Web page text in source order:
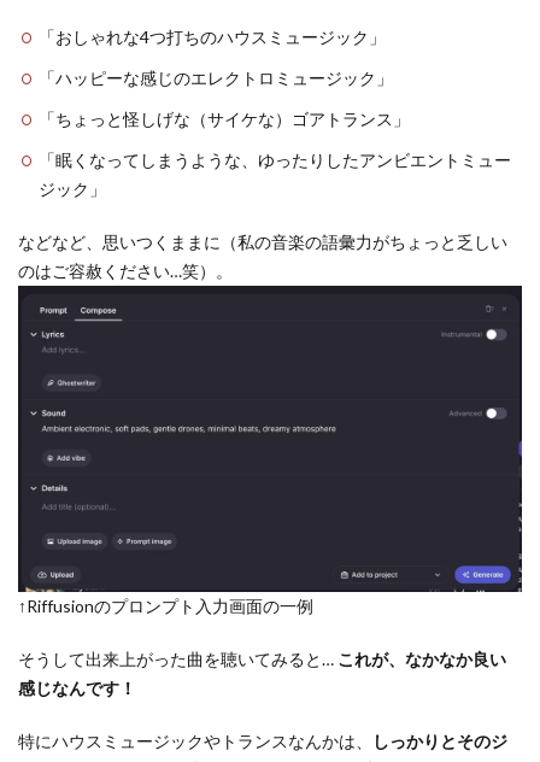
「おしゃれな4つ打ちのハウスミュージック」
「ハッピーな感じのエレクトロミュージック」
「ちょっと怪しげな（サイケな）ゴアトランス」
「眠くなってしまうような、ゆったりしたアンビエントミュー
ジック」
などなど、思いつくままに（私の音楽の語彙力がちょっと乏しい
のはご容赦ください…笑）。
↑Riffusionのプロンプト入力画面の一例
そうして出来上がった曲を聴いてみると… これが、なかなか良い
感じなんです！
特にハウスミュージックやトランスなんかは、
しっかりとそのジ